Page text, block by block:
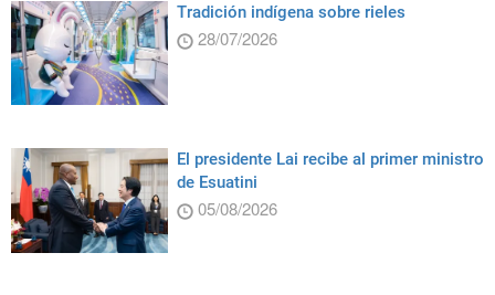
Tradición indígena sobre rieles
28/07/2026
El presidente Lai recibe al primer ministro
de Esuatini
05/08/2026